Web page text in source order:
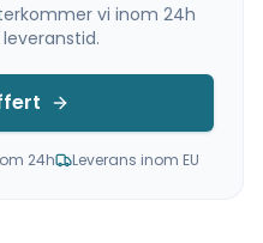
vi inom 24h
24h Leverans inom EU